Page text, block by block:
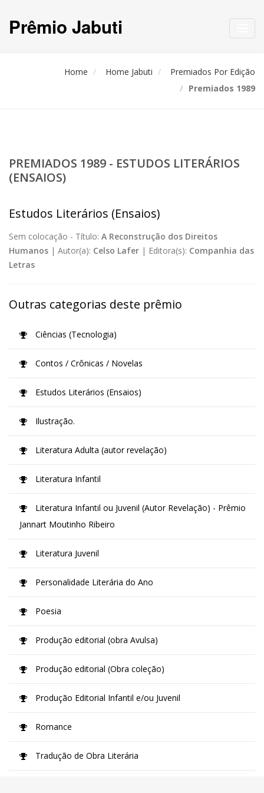
Prêmio Jabuti
Home Home Jabuti
Premiados Por Edição
Premiados 1989
PREMIADOS 1989 - ESTUDOS LITERÁRIOS
(ENSAIOS)
Estudos Literários (Ensaios)
Sem colocação - Título: A Reconstrução dos Direitos
Humanos | Autor(a): Celso Lafer | Editora(s): Companhia das
Letras
Outras categorias deste prêmio
Ciências (Tecnologia)
Contos / Crônicas / Novelas
Estudos Literários (Ensaios)
Ilustração.
Literatura Adulta (autor revelação)
Literatura Infantil
Literatura Infantil ou Juvenil (Autor Revelação) - Prêmio
Jannart Moutinho Ribeiro
Literatura Juvenil
Personalidade Literária do Ano
Poesia
Produção editorial (obra Avulsa)
Produção editorial (Obra coleção)
Produção Editorial Infantil e/ou Juvenil
Romance
Tradução de Obra Literária